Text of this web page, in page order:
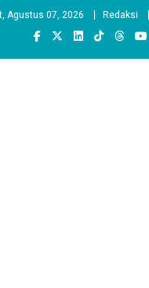
Agustus 07, 2026 Redaksi